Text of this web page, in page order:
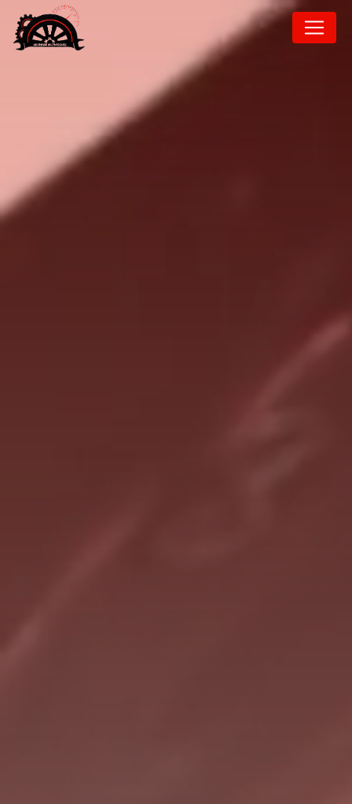
Panneau de gestion des cookies